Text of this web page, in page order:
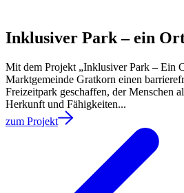
Inklusiver Park – ein
Mit dem Projekt „Inklusiver Park – Ein
Marktgemeinde Gratkorn einen
Freizeitpark geschaffen, der Menschen
Herkunft und Fähigkeiten...
zum Projekt